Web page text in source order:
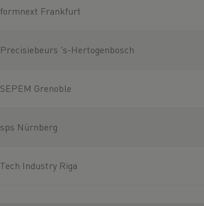
formnext Frankfurt
Precisiebeurs 's-Hertogenbosch
SEPEM Grenoble
sps Nürnberg
Tech Industry Riga